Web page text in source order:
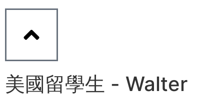
美國留學生 - Walter